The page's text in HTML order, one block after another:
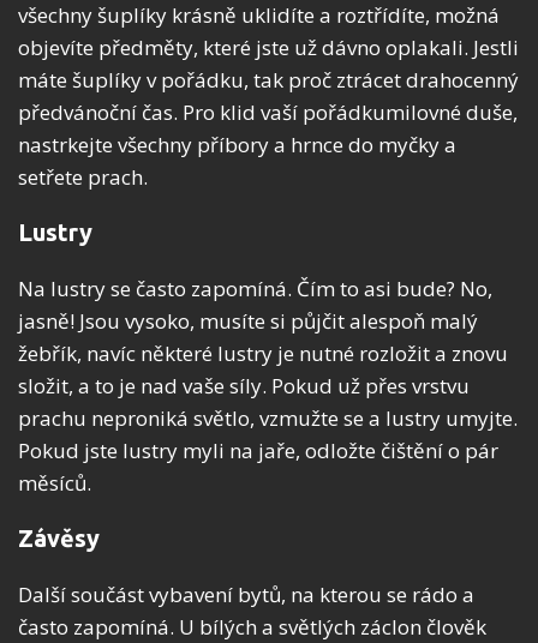
všechny šuplíky krásně uklidíte a roztřídíte, možná
objevíte předměty, které jste už dávno oplakali. Jestli
máte šuplíky v pořádku, tak proč ztrácet drahocenný
předvánoční čas. Pro klid vaší pořádkumilovné duše,
nastrkejte všechny příbory a hrnce do myčky a
setřete prach.
Lustry
Na lustry se často zapomíná. Čím to asi bude? No,
jasně! Jsou vysoko, musíte si půjčit alespoň malý
žebřík, navíc některé lustry je nutné rozložit a znovu
složit, a to je nad vaše síly. Pokud už přes vrstvu
prachu neproniká světlo, vzmužte se a lustry umyjte.
Pokud jste lustry myli na jaře, odložte čištění o pár
měsíců.
Závěsy
Další součást vybavení bytů, na kterou se rádo a
často zapomíná. U bílých a světlých záclon člověk